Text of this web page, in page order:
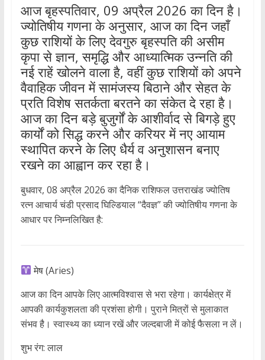
आज बृहस्पतिवार, 09 अप्रैल 2026 का दिन है।
ज्योतिषीय गणना के अनुसार, आज का दिन जहाँ
कुछ राशियों के लिए देवगुरु बृहस्पति की असीम
कृपा से ज्ञान, समृद्धि और आध्यात्मिक उन्नति की
नई राहें खोलने वाला है, वहीं कुछ राशियों को अपने
वैवाहिक जीवन में सामंजस्य बिठाने और सेहत के
प्रति विशेष सतर्कता बरतने का संकेत दे रहा है।
आज का दिन बड़े बुजुर्गों के आशीर्वाद से बिगड़े हुए
कार्यों को सिद्ध करने और करियर में नए आयाम
स्थापित करने के लिए धैर्य व अनुशासन बनाए
रखने का आह्वान कर रहा है।
बुधवार, 08 अप्रैल 2026 का दैनिक राशिफल उत्तराखंड ज्योतिष
रत्न आचार्य चंडी प्रसाद घिल्डियाल “दैवज्ञ” की ज्योतिषीय गणना के
आधार पर निम्नलिखित है:
मेष (Aries)
आज का दिन आपके लिए आत्मविश्वास से भरा रहेगा। कार्यक्षेत्र में
आपकी कार्यकुशलता की प्रशंसा होगी। पुराने मित्रों से मुलाकात
संभव है। स्वास्थ्य का ध्यान रखें और जल्दबाजी में कोई फैसला न लें।
शुभ रंग: लाल